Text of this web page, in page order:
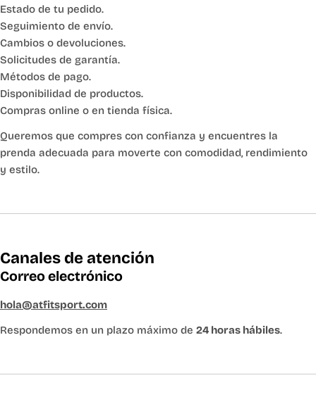
Estado de tu pedido.
Seguimiento de envío.
Cambios o devoluciones.
Solicitudes de garantía.
Métodos de pago.
Disponibilidad de productos.
Compras online o en tienda física.
Queremos que compres con confianza y encuentres la
prenda adecuada para moverte con comodidad, rendimiento
y estilo.
Canales de atención
Correo electrónico
hola@atfitsport.com
Respondemos en un plazo máximo de 24 horas hábiles.